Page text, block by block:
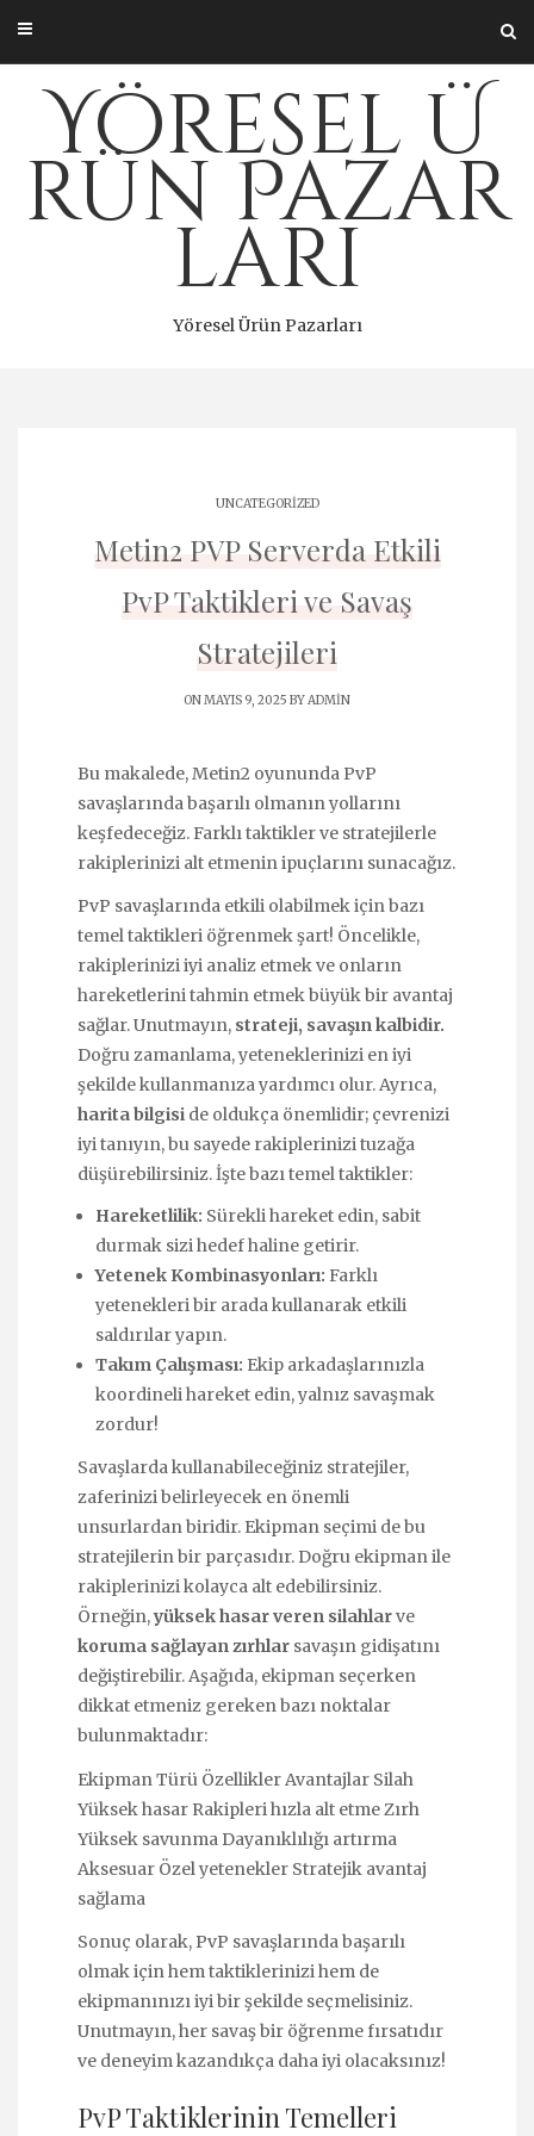
content
Yöresel Ü
rün Pazar
ları
Yöresel Ürün Pazarları
UNCATEGORIZED
Metin2 PVP Serverda Etkili
PvP Taktikleri ve Savaş
Stratejileri
ON MAYIS 9, 2025 BYADMIN
Bu makalede, Metin2 oyununda PvP
savaşlarında başarılı olmanın yollarını
keşfedeceğiz. Farklı taktikler ve stratejilerle
rakiplerinizi alt etmenin ipuçlarını sunacağız.
PvP savaşlarında etkili olabilmek için bazı
temel taktikleri öğrenmek şart! Öncelikle,
rakiplerinizi iyi analiz etmek ve onların
hareketlerini tahmin etmek büyük bir avantaj
sağlar. Unutmayın, strateji, savaşın kalbidir.
Doğru zamanlama, yeteneklerinizi en iyi
şekilde kullanmanıza yardımcı olur. Ayrıca,
harita bilgisi de oldukça önemlidir; çevrenizi
iyi tanıyın, bu sayede rakiplerinizi tuzağa
düşürebilirsiniz. İşte bazı temel taktikler:
Hareketlilik: Sürekli hareket edin, sabit
durmak sizi hedef haline getirir.
Yetenek Kombinasyonları: Farklı
yetenekleri bir arada kullanarak etkili
saldırılar yapın.
Takım Çalışması: Ekip arkadaşlarınızla
koordineli hareket edin, yalnız savaşmak
zordur!
Savaşlarda kullanabileceğiniz stratejiler,
zaferinizi belirleyecek en önemli
unsurlardan biridir. Ekipman seçimi de bu
stratejilerin bir parçasıdır. Doğru ekipman ile
rakiplerinizi kolayca alt edebilirsiniz.
Örneğin,yüksek hasar veren silahlarve
koruma sağlayan zırhlar savaşın gidişatını
değiştirebilir. Aşağıda, ekipman seçerken
dikkat etmeniz gereken bazı noktalar
bulunmaktadır:
Ekipman Türü Özellikler Avantajlar Silah
Yüksek hasar Rakipleri hızla alt etme Zırh
Yüksek savunma Dayanıklılığı artırma
Aksesuar Özel yetenekler Stratejik avantaj
sağlama
Sonuç olarak, PvP savaşlarında başarılı
olmak için hem taktiklerinizi hem de
ekipmanınızı iyi bir şekilde seçmelisiniz.
Unutmayın, her savaş bir öğrenme fırsatıdır
ve deneyim kazandıkça daha iyi olacaksınız!
PvP Taktiklerinin Temelleri